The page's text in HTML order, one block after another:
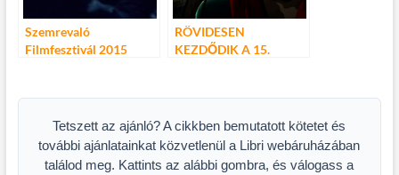
Szemrevaló
Filmfesztivál 2015
RÖVIDESEN
KEZDŐDIK A 15.
ANIMÁCIÓS
FILMFESZTIVÁL
Tetszett az ajánló? A cikkben bemutatott kötetet és
további ajánlatainkat közvetlenül a Libri webáruházában
találod meg. Kattints az alábbi gombra, és válogass a